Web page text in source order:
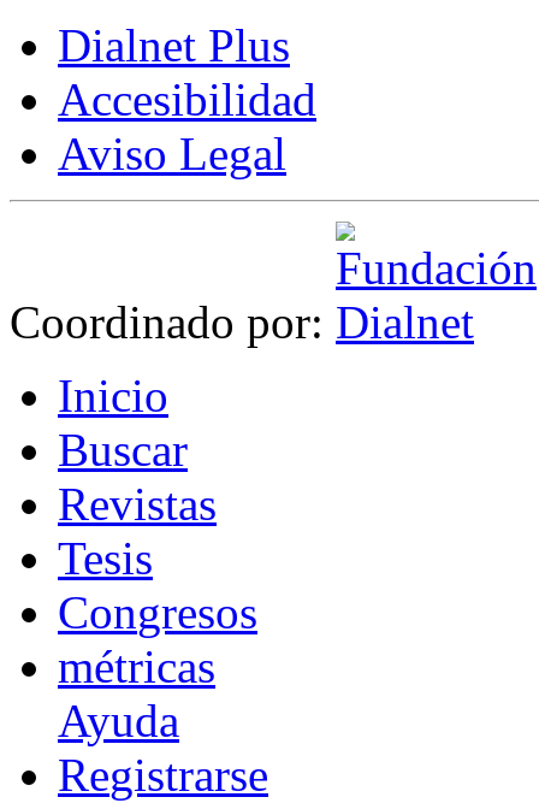
Dialnet Plus
Accesibilidad
Aviso Legal
Coordinado por:
Inicio
Buscar
Revistas
Tesis
Congresos
métricas
Ayuda
Registrarse